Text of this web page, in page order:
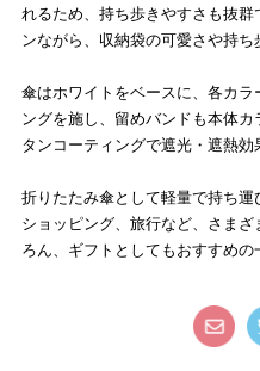
れるため、持ち歩きやすさも抜
ンながら、収納袋の可愛さや持ち
傘はホワイトをベースに、各カ
ングを施し、留めバンドも本体
タンコーティングで遮光・遮熱効
折りたたみ傘として軽量で持ち運
ショッピング、旅行など、さま
ろん、ギフトとしてもおすすめの